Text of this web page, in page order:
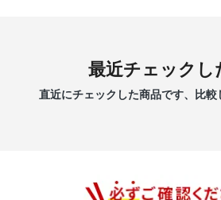
最近チェックし
直近にチェックした商品です、比較